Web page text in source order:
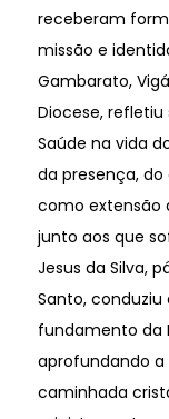
receberam
missão e
Gambarato,
Diocese, refletiu
Saúde na vida
da presença,
como extensão
junto aos que
Jesus da Silva,
Santo,
fundamento da
aprofundando a
caminhada